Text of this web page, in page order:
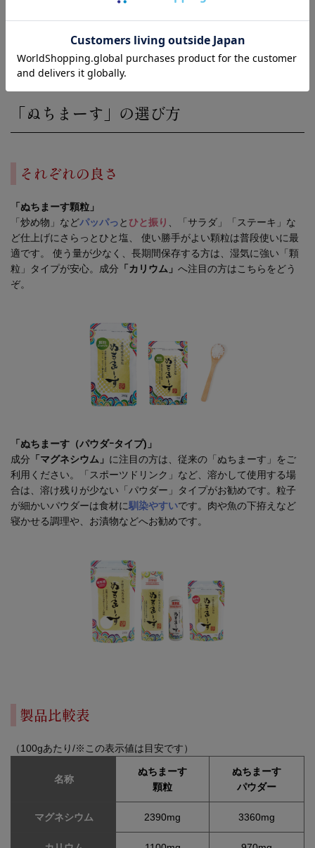
ぬちまーすの源流
蘭栽培用「微細噴霧器」
「ぬちまーす」の選び方
それぞれの良さ
「ぬちまーす顆粒」
「炒め物」などパッパっとひと振り
、「サラダ」「ステーキ」な
ど仕上げにさらっとひと塩、 使い勝手がよい顆粒は普段使いに最
適です。 使う量が少なく、長期間保存する方は、湿気に強い「顆
粒」タイプが安心。成分 「カリウム」 へ注目の方はこちらをどう
ぞ。
「ぬちまーす（パウダｰタイプ)」
成分 「マグネシウム」 に注目の方は、従来の「ぬちまーす」をご
利用ください。「スポーツドリンク」など、溶かして使用する場
合は、溶け残りが少ない「パウダー」タイプがお勧めです。粒子
が細かいパウダーは食材に馴染やすいです。肉や魚の下拵えなど
寝かせる調理や、お漬物などへお勧めです。
製品比較表
（100gあたり/※この表示値は目安です）
名称
ぬちまーす
顆粒
ぬちまーす
パウダー
マグネシウム 2390mg 3360mg